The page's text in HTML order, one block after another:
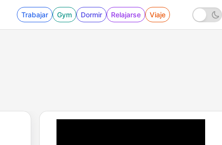
Trabajar Gym Dormir Relajarse Viaje